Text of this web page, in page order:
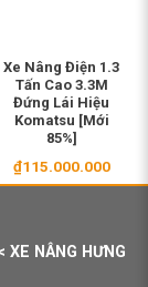
Xe Nâng Điện 1.3
Tấn Cao 3.3M
Đứng Lái Hiệu
Komatsu [Mới
85%]
₫115.000.000
XE NÂNG HƯNG